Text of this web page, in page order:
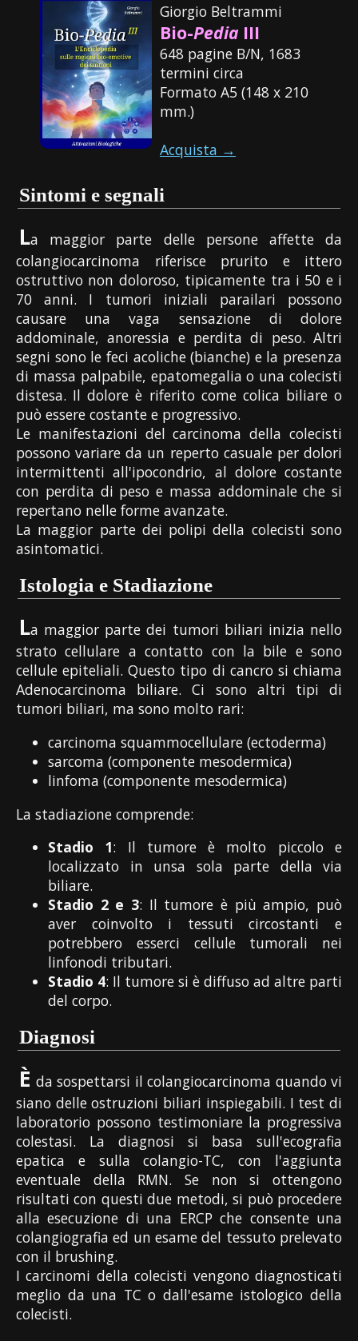
Giorgio Beltrammi
Bio-Pedia III
648 pagine B/N, 1683
termini circa
Formato A5 (148 x 210
mm.)
Acquista →
Sintomi e segnali
La maggior parte delle persone affette da
colangiocarcinoma riferisce prurito e ittero
ostruttivo non doloroso, tipicamente tra i 50 e i
70 anni. I tumori iniziali parailari possono
causare una vaga sensazione di dolore
addominale, anoressia e perdita di peso. Altri
segni sono le feci acoliche (bianche) e la presenza
di massa palpabile, epatomegalia o una colecisti
distesa. Il dolore è riferito come colica biliare o
può essere costante e progressivo.
Le manifestazioni del carcinoma della colecisti
possono variare da un reperto casuale per dolori
intermittenti all'ipocondrio, al dolore costante
con perdita di peso e massa addominale che si
repertano nelle forme avanzate.
La maggior parte dei polipi della colecisti sono
asintomatici.
Istologia e Stadiazione
La maggior parte dei tumori biliari inizia nello
strato cellulare a contatto con la bile e sono
cellule epiteliali. Questo tipo di cancro si chiama
Adenocarcinoma biliare. Ci sono altri tipi di
tumori biliari, ma sono molto rari:
carcinoma squammocellulare (ectoderma)
sarcoma (componente mesodermica)
linfoma (componente mesodermica)
La stadiazione comprende:
Stadio 1: Il tumore è molto piccolo e
localizzato in unsa sola parte della via
biliare.
Stadio 2 e 3: Il tumore è più ampio, può
aver coinvolto i tessuti circostanti e
potrebbero esserci cellule tumorali nei
linfonodi tributari.
Stadio 4: Il tumore si è diffuso ad altre parti
del corpo.
Diagnosi
È da sospettarsi il colangiocarcinoma quando vi
siano delle ostruzioni biliari inspiegabili. I test di
laboratorio possono testimoniare la progressiva
colestasi. La diagnosi si basa sull'ecografia
epatica e sulla colangio-TC, con l'aggiunta
eventuale della RMN. Se non si ottengono
risultati con questi due metodi, si può procedere
alla esecuzione di una ERCP che consente una
colangiografia ed un esame del tessuto prelevato
con il brushing.
I carcinomi della colecisti vengono diagnosticati
meglio da una TC o dall'esame istologico della
colecisti.